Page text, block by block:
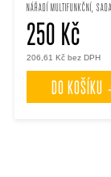
NÁŘADÍ MULTIFUNKČNÍ,
206,61 Kč bez DPH
250 Kč
DO KOŠÍKU